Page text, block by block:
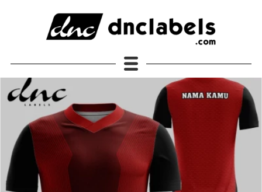
JERSEY DNC Labels Original